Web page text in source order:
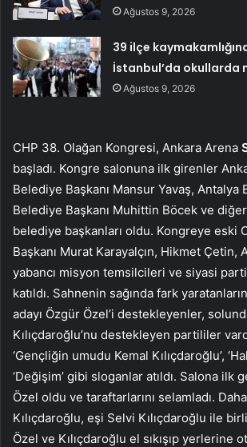
Ağustos 9, 2026
39 ilçe
İstanbul’da okullarda
Ağustos 9, 2026
CHP 38. Olağan Kongresi, Ankara Arena
başladı. Kongre salonuna ilk girenler
Belediye Başkanı Mansur Yavaş, Antalya
Belediye Başkanı Muhittin Böcek ve
belediye başkanları oldu. Kongreye eski
Başkanı Murat Karayalçın, Hikmet Çetin,
yabancı misyon temsilcileri ve siyasi
katıldı. Sahnenin sağında fark
adayı Özgür Özel’i destekleyenler,
Kılıçdaroğlu’nu destekleyen partililer
‘Gençliğin umudu Kemal Kılıçdaroğlu’,
‘Değişim’ gibi sloganlar atıldı. Salona ilk
Özel oldu ve taraftarlarını selamladı.
Kılıçdaroğlu, eşi Selvi Kılıçdaroğlu ile
Özel ve Kılıçdaroğlu el sıkışıp yerlerine